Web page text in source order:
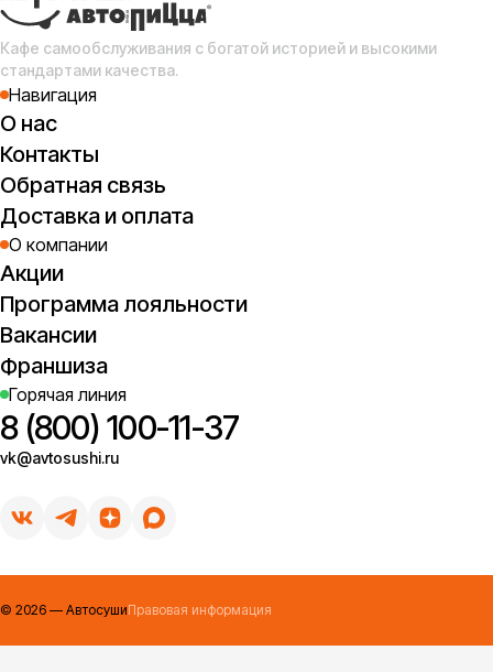
Кафе самообслуживания с богатой историей и высокими
стандартами качества.
Навигация
О нас
Контакты
Обратная связь
Доставка и оплата
О компании
Акции
Программа лояльности
Вакансии
Франшиза
Горячая линия
8 (800) 100-11-37
vk@avtosushi.ru
© 2026 — АвтосушиПравовая информация